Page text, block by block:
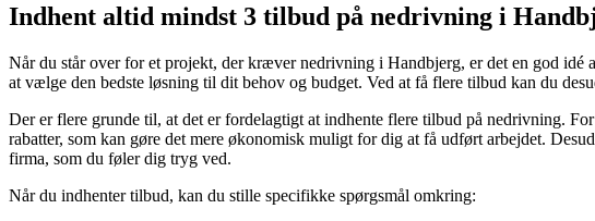
Indhent altid mindst 3 tilbud på nedrivning i
Når du står over for et projekt, der kræver nedrivning i Handbjerg, er det en god
at vælge den bedste løsning til dit behov og budget. Ved at få flere tilbud kan du
Der er flere grunde til, at det er fordelagtigt at indhente flere tilbud på nedrivning.
rabatter, som kan gøre det mere økonomisk muligt for dig at få udført arbejdet.
firma, som du føler dig tryg ved.
Når du indhenter tilbud, kan du stille specifikke spørgsmål omkring: